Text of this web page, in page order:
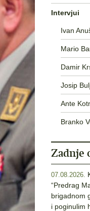
Intervjui
Ivan
Mario
Damir
Josip
Ante
Branko
Zadnje
07.08.2026.
“Predrag
brigadnom
i poginulim